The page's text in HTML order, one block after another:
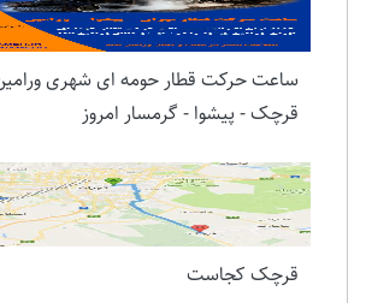
ساعت حرکت قطار حومه ای شهری
قرچک - پیشوا - گرمسار امروز
قرچک کجاست